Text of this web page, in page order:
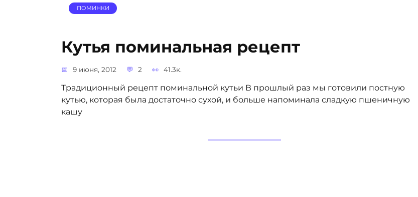
ПОМИНКИ
Кутья поминальная рецепт
9 июня, 2012 2 41.3к.
Традиционный рецепт поминальной кутьи В прошлый раз мы готовили постную
кутью, которая была достаточно сухой, и больше напоминала сладкую пшеничную
кашу